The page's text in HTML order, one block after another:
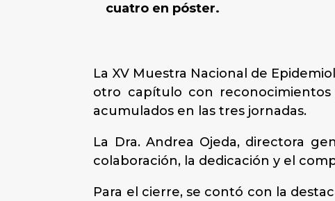
cuatro en póster.
La XV Muestra Nacional de
otro capítulo con
acumulados en las tres jornadas.
La Dra. Andrea Ojeda, directora
colaboración, la dedicación y el
Para el cierre, se contó con la